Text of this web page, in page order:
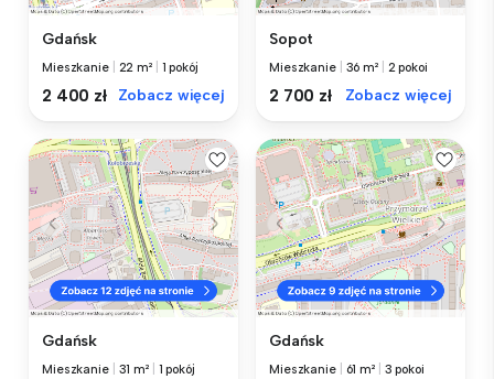
Gdańsk
Mieszkanie 22 m² 1 pokój
2 400 zł Zobacz więcej
Sopot
Mieszkanie 36 m² 2 pokoi
2 700 zł Zobacz więcej
Gdańsk
Mieszkanie 31 m² 1 pokój
Gdańsk
Mieszkanie 61 m² 3 pokoi